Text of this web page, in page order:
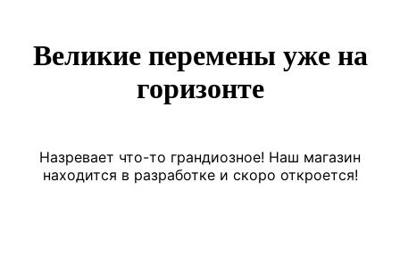
Великие перемены уже на
горизонте
Назревает что-то грандиозное! Наш магазин
находится в разработке и скоро откроется!